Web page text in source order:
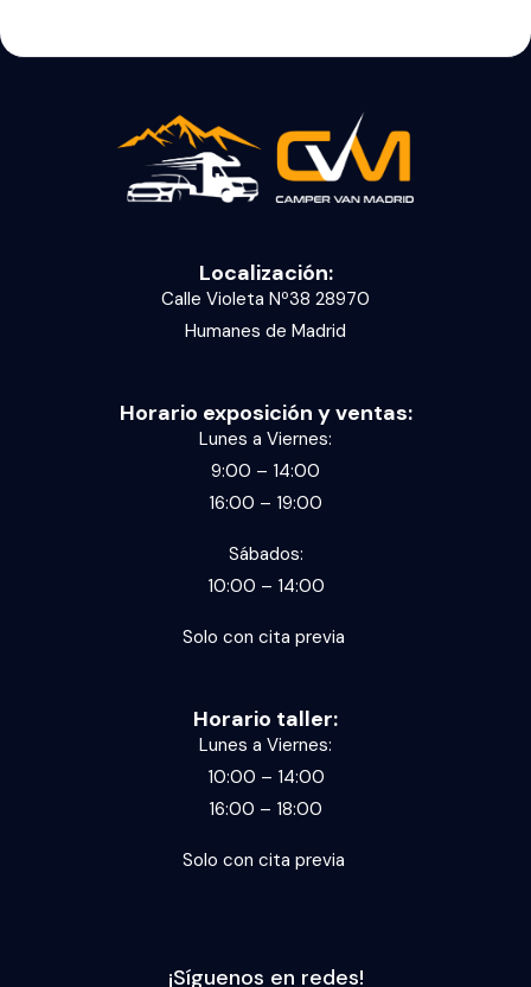
Localización:
Calle Violeta Nº38 28970
Humanes de Madrid
Horario exposición y ventas:
Lunes a Viernes:
9:00 – 14:00
16:00 – 19:00
Sábados:
10:00 – 14:00
Solo con cita previa
Horario taller:
Lunes a Viernes:
10:00 – 14:00
16:00 – 18:00
Solo con cita previa
¡Síguenos en redes!